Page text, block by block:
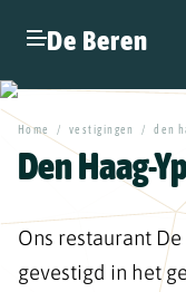
De Beren
Home / vestigingen / den
Den Haag-
Ons restaurant
gevestigd in het